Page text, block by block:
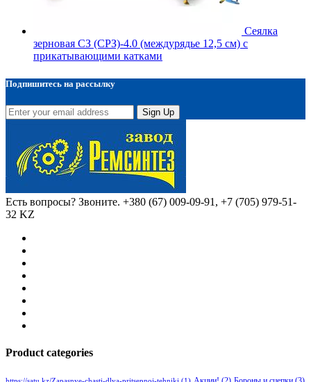
Сеялка
зерновая СЗ (СРЗ)-4.0 (междурядье 12,5 см) с
прикатывающими катками
Подпишитесь на рассылку
Sign Up
Есть вопросы? Звоните. +380 (67) 009-09-91, +7 (705) 979-51-
32 KZ
Product categories